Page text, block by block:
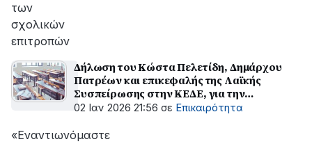
των
σχολικών
επιτροπών
Δήλωση του Κώστα Πελετίδη, Δημάρχου
Πατρέων και επικεφαλής της Λαϊκής
Συσπείρωσης στην ΚΕΔΕ, για την
κατάργηση των Σχολικών Επιτροπών
02 Ιαν 2026 21:56 σε Επικαιρότητα
«Εναντιωνόμαστε